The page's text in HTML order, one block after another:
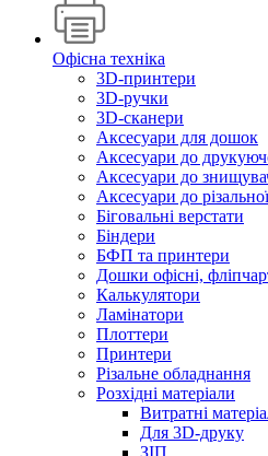
Офісна техніка
3D-принтери
3D-ручки
3D-сканери
Аксесуари для дошок
Аксесуари до
Аксесуари до
Аксесуари до
Біговальні верстати
Біндери
БФП та принтери
Дошки офісні,
Калькулятори
Ламінатори
Плоттери
Принтери
Різальне обладнання
Розхідні матеріали
Витратні
Для 3D-друку
ЗІП